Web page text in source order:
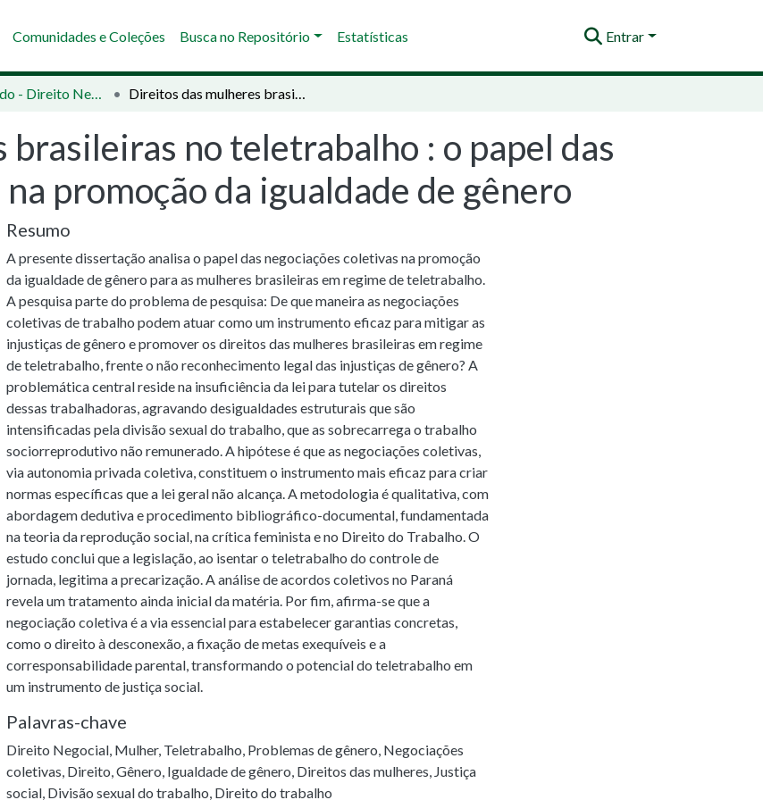
Comunidades e Coleções Busca no Repositório Estatísticas Entrar
02 - Mestrado - Direito Negocial Direitos das mulheres brasileiras no teletrabalho : o papel das negociações coletivas na promoção da igualdade de gênero
no teletrabalho : o papel das
promoção da igualdade de gênero
Resumo
A presente dissertação analisa o papel das negociações coletivas na promoção
da igualdade de gênero para as mulheres brasileiras em regime de teletrabalho.
A pesquisa parte do problema de pesquisa: De que maneira as negociações
coletivas de trabalho podem atuar como um instrumento eficaz para mitigar as
injustiças de gênero e promover os direitos das mulheres brasileiras em regime
de teletrabalho, frente o não reconhecimento legal das injustiças de gênero? A
problemática central reside na insuficiência da lei para tutelar os direitos
dessas trabalhadoras, agravando desigualdades estruturais que são
intensificadas pela divisão sexual do trabalho, que as sobrecarrega o trabalho
sociorreprodutivo não remunerado. A hipótese é que as negociações coletivas,
via autonomia privada coletiva, constituem o instrumento mais eficaz para criar
normas específicas que a lei geral não alcança. A metodologia é qualitativa, com
abordagem dedutiva e procedimento bibliográfico-documental, fundamentada
na teoria da reprodução social, na crítica feminista e no Direito do Trabalho. O
estudo conclui que a legislação, ao isentar o teletrabalho do controle de
jornada, legitima a precarização. A análise de acordos coletivos no Paraná
revela um tratamento ainda inicial da matéria. Por fim, afirma-se que a
negociação coletiva é a via essencial para estabelecer garantias concretas,
como o direito à desconexão, a fixação de metas exequíveis e a
corresponsabilidade parental, transformando o potencial do teletrabalho em
um instrumento de justiça social.
Palavras-chave
Direito Negocial, Mulher, Teletrabalho, Problemas de gênero, Negociações
coletivas, Direito,Gênero, Igualdade de gênero, Direitos das mulheres, Justiça
social, Divisão sexual do trabalho, Direito do trabalho